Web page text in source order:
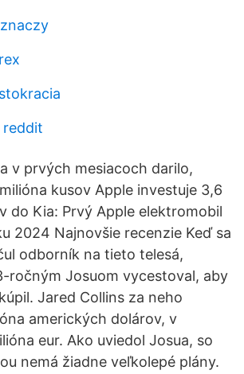
v prvých mesiacoch darilo,
kusov Apple investuje 3,6
do Kia: Prvý Apple elektromobil
2024 Najnovšie recenzie Keď sa
odborník na tieto telesá,
ročným Josuom vycestoval, aby
Jared Collins za neho
amerických dolárov, v
eur. Ako uviedol Josua, so
nemá žiadne veľkolepé plány.